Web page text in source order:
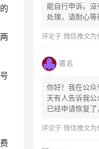
能自行申诉。
处理，请耐心
评论于 微信推文为什么
匿名
你好！我在公
天有人告诉我
已经申请恢复了
评论于 微信推文为什么